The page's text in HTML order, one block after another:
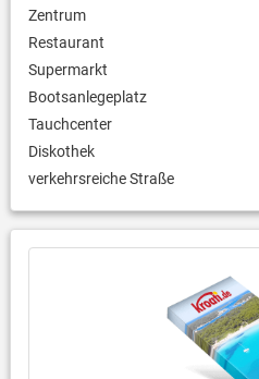
Zentrum
Restaurant
Supermarkt
Bootsanlegeplatz
Tauchcenter
Diskothek
verkehrsreiche Straße